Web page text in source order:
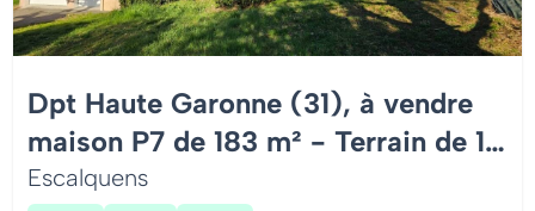
Dpt Haute Garonne (31), à vendre
maison P7 de 183 m² - Terrain de 1
816,00 m²
Escalquens